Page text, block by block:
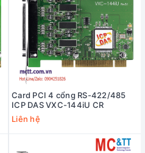
Card PCI 4 cổng RS-422/485
ICP DAS VXC-144iU CR
Liên hệ